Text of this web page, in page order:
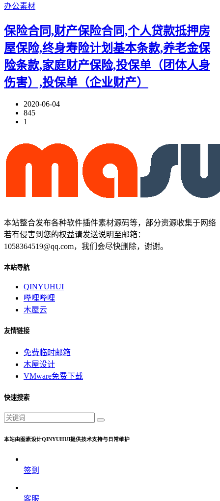
办公素材
保险合同,财产保险合同,个人贷款抵押房
屋保险,终身寿险计划基本条款,养老金保
险条款,家庭财产保险,投保单（团体人身
伤害）,投保单（企业财产）
2020-06-04
845
1
本站整合发布各种软件插件素材源码等，部分资源收集于网络
若有侵害到您的权益请发送说明至邮箱：
1058364519@qq.com，我们会尽快删除，谢谢。
本站导航
QINYUHUI
哔哩哔哩
木屋云
友情链接
免费临时邮箱
木屋设计
VMware免费下载
快速搜索
本站由图素设计QINYUHUI提供技术支持与日常维护
签到
客服